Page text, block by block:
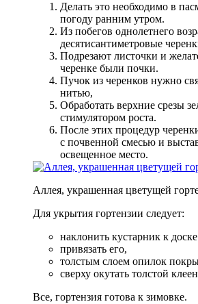
Делать это необходимо в
погоду ранним утром.
Из побегов однолетнего
десятисантиметровые
Подрезают листочки и
черенке были почки.
Пучок из черенков нужно
нитью,
Обработать верхние срезы
стимулятором роста.
После этих процедур
с почвенной смесью и
освещенное место.
Аллея, украшенная цветущей
Для укрытия гортензии следует:
наклонить кустарник к доске
привязать его,
толстым слоем опилок
сверху окутать толстой
Все, гортензия готова к зимовке.